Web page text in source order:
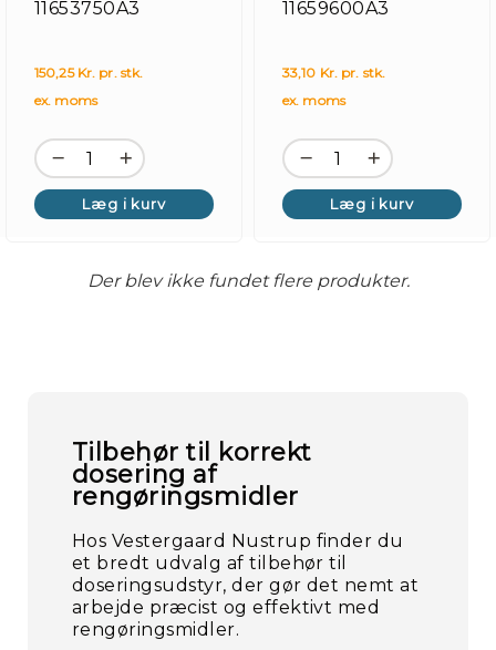
11653750A3
150,25 Kr. pr. stk.
ex. moms
Læg i kurv
11659600A3
33,10 Kr. pr. stk.
ex. moms
Læg i kurv
Der blev ikke fundet flere produkter.
Tilbehør til korrekt
dosering af
rengøringsmidler
Hos Vestergaard Nustrup finder du
et bredt udvalg af tilbehør til
doseringsudstyr, der gør det nemt at
arbejde præcist og effektivt med
rengøringsmidler.